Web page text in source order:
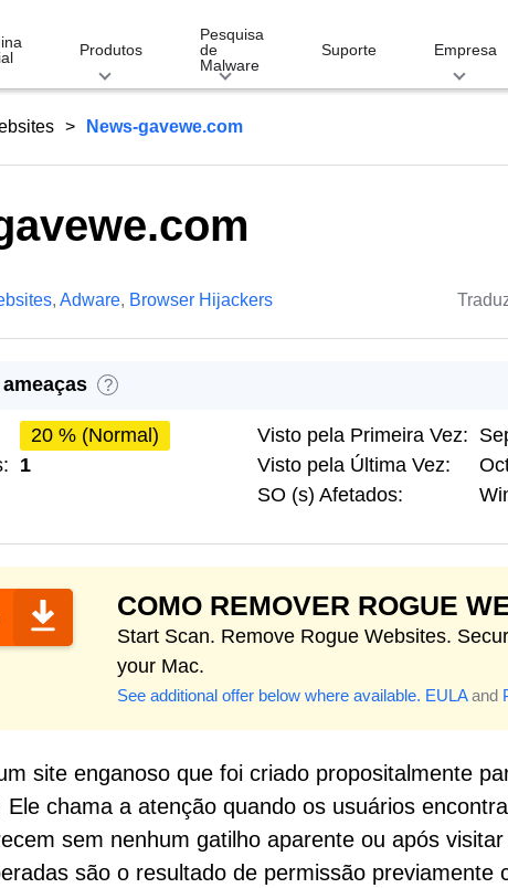
Produtos
Pesquisa
de
Malware
Suporte Empresa
News-gavewe.com
, Adware, Browser Hijackers
?
20 % (Normal)
1
Visto pela Primeira Vez:
Visto pela Última Vez:
SO (s) Afetados:
COMO REMOVER ROGUE
Start Scan. Remove Rogue Websites.
your Mac.
See additional offer below where available. EULAand
site enganoso que foi criado propositalmente
chama a atenção quando os usuários
sem nenhum gatilho aparente ou após
são o resultado de permissão previamente